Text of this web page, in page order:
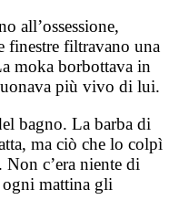
all’ossessione,
finestre filtravano una
moka borbottava in
più vivo di lui.
bagno. La barba di
ma ciò che lo colpì
c’era niente di
ogni mattina gli